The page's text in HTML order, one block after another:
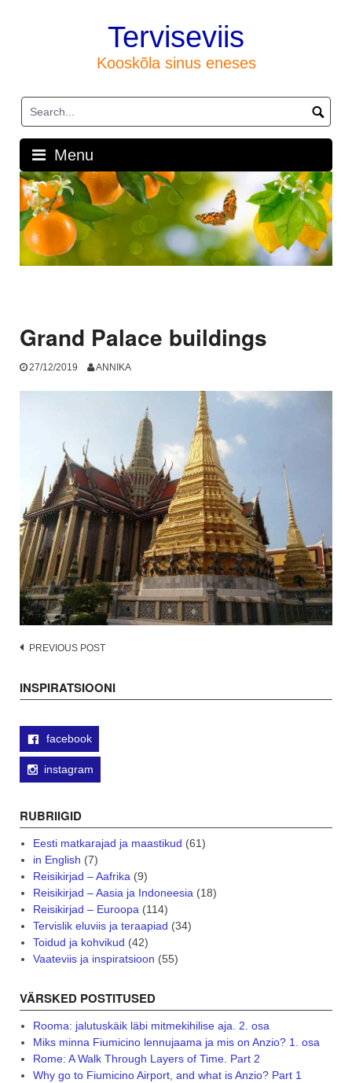
Terviseviis
Kooskõla sinus eneses
Menu
Grand Palace buildings
27/12/2019 ANNIKA
Post
PREVIOUS POST
INSPIRATSIOONI
facebook
instagram
RUBRIIGID
Eesti matkarajad ja maastikud (61)
in English (7)
Reisikirjad – Aafrika(9)
Reisikirjad – Aasia ja Indoneesia(18)
Reisikirjad – Euroopa(114)
Tervislik eluviis ja teraapiad (34)
Toidud ja kohvikud (42)
Vaateviis ja inspiratsioon (55)
VÄRSKED POSTITUSED
Rooma: jalutuskäik läbi mitmekihilise aja. 2. osa
Miks minna Fiumicino lennujaama ja mis on Anzio? 1. osa
Rome: A Walk Through Layers of Time. Part 2
Why go to Fiumicino Airport, and what is Anzio? Part 1